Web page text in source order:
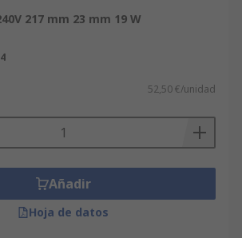
217 mm 23 mm 19 W
52,50 €/unidad
Añadir
Hoja de datos